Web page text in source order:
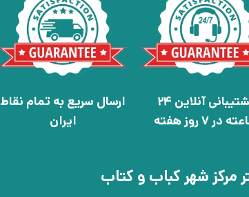
پشتیبانی آنلاین 24
در 7 روز هفته
ارسال سریع به تمام نقاط
ایران
مرکز شهر کباب و کتاب